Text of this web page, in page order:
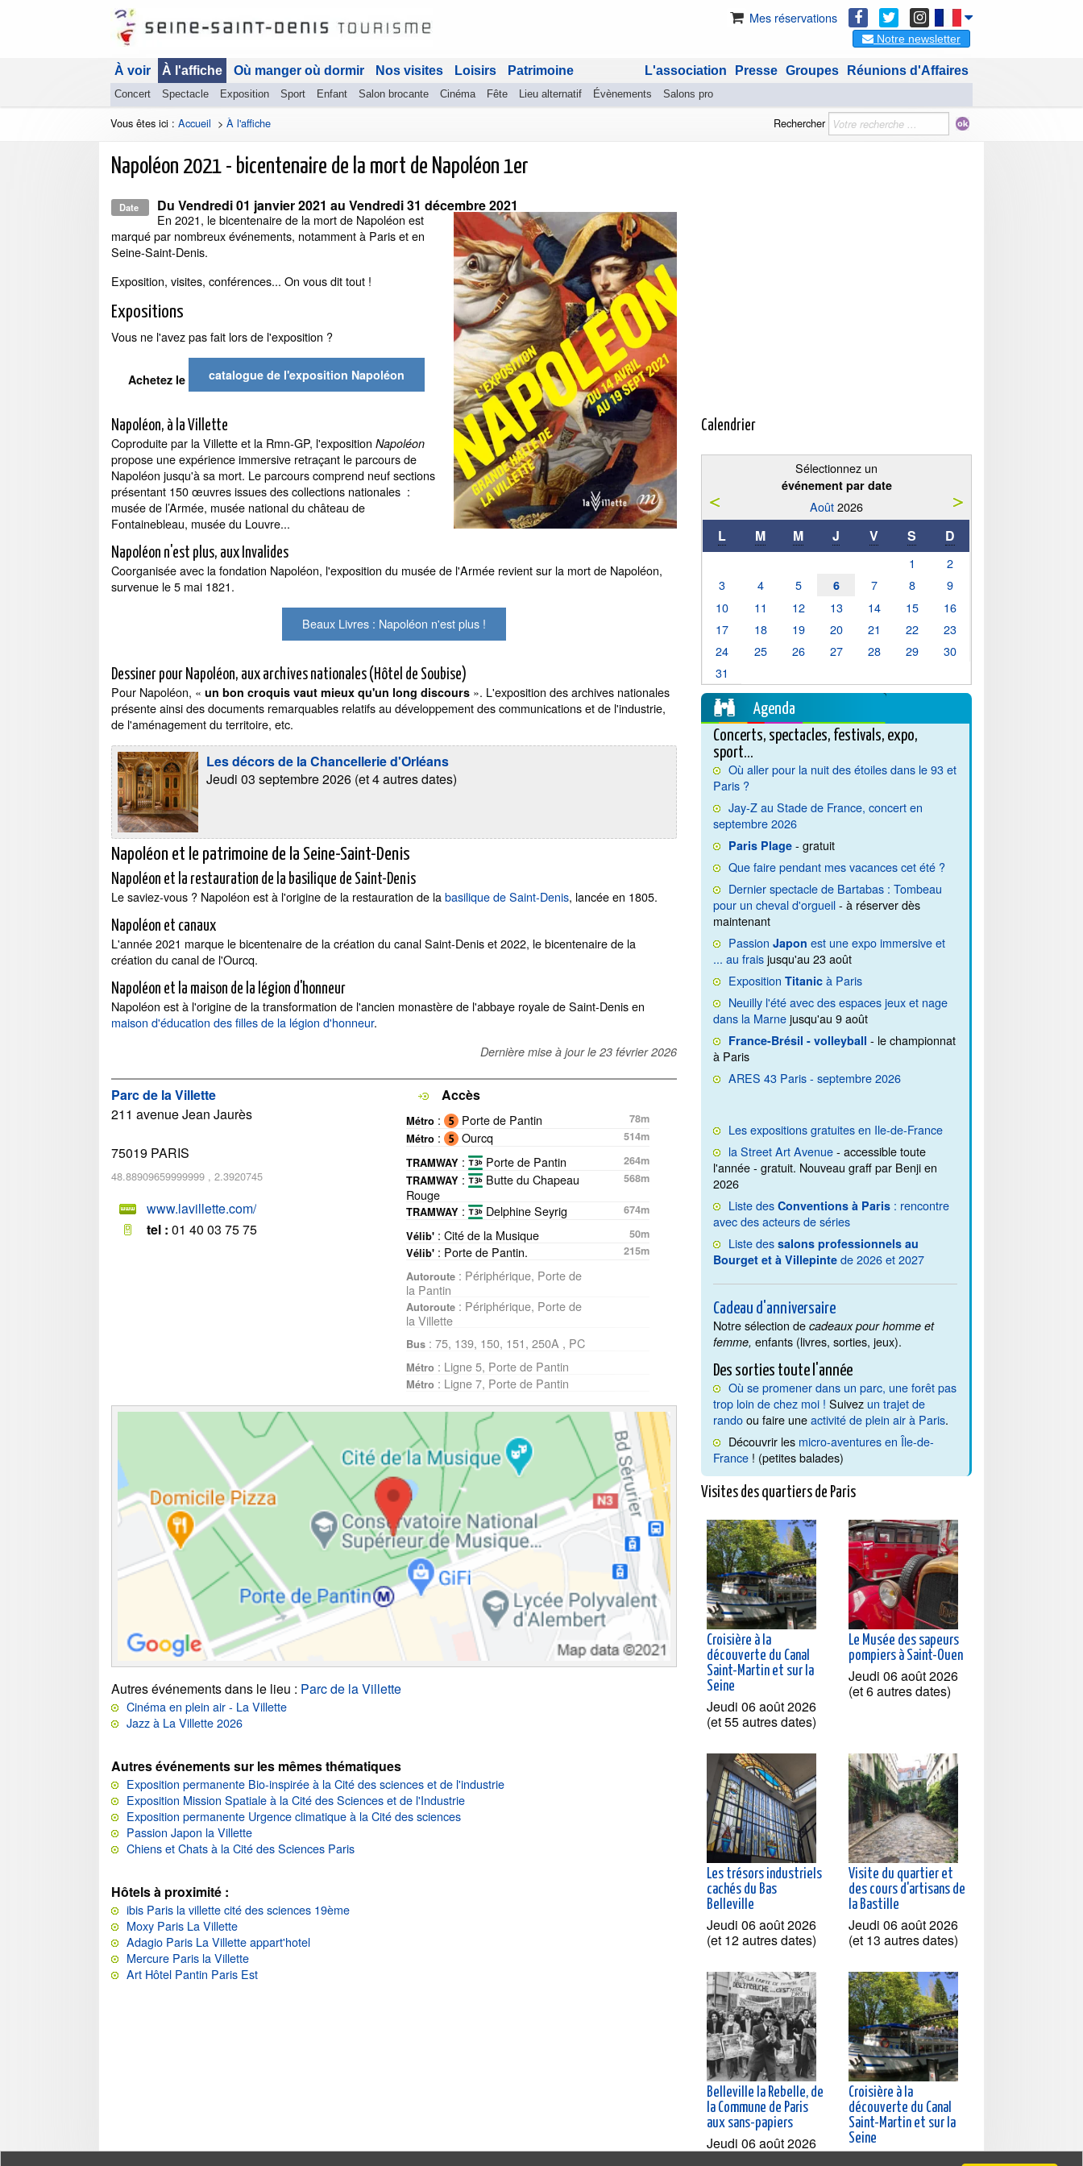
Mes réservations
Notre newsletter
À voir À l'affiche
Concert Spectacle Exposition Sport Enfant Salon brocante Cinéma Fête Lieu alternatif Évènements Salons pro
Où manger où dormir Nos visites Loisirs Patrimoine Réunions d'Affaires
Groupes
Presse
L'association
Vous êtes ici : Accueil > À l'affiche Rechercher
Napoléon 2021 - bicentenaire de la mort de Napoléon 1er
Date Du Vendredi 01 janvier 2021 au Vendredi 31 décembre 2021
En 2021, le bicentenaire de la mort de Napoléon est
marqué par nombreux événements, notamment à Paris et en
Seine-Saint-Denis.
Exposition, visites, conférences... On vous dit tout !
Expositions
Vous ne l'avez pas fait lors de l'exposition ?
Achetez le catalogue de l'exposition Napoléon
Napoléon, à la Villette
Coproduite par la Villette et la Rmn-GP, l'exposition Napoléon
propose une expérience immersive retraçant le parcours de
Napoléon jusqu'à sa mort. Le parcours comprend neuf sections
présentant 150 œuvres issues des collections nationales :
musée de l’Armée, musée national du château de
Fontainebleau, musée du Louvre...
Napoléon n'est plus, aux Invalides
Coorganisée avec la fondation Napoléon, l'exposition du musée de l'Armée revient sur la mort de Napoléon,
survenue le 5 mai 1821.
Beaux Livres : Napoléon n'est plus !
Dessiner pour Napoléon, aux archives nationales (Hôtel de Soubise)
Pour Napoléon, « un bon croquis vaut mieux qu'un long discours ». L'exposition des archives nationales
présente ainsi des documents remarquables relatifs au développement des communications et de l'industrie,
de l'aménagement du territoire, etc.
Les décors de la Chancellerie d'Orléans
Jeudi 03 septembre 2026 (et 4 autres dates)
Napoléon et le patrimoine de la Seine-Saint-Denis
Napoléon et la restauration de la basilique de Saint-Denis
Le saviez-vous ? Napoléon est à l'origine de la restauration de labasilique de Saint-Denis, lancée en 1805.
Napoléon et canaux
L'année 2021 marque le bicentenaire de la création du canal Saint-Denis et 2022, le bicentenaire de la
création du canal de l'Ourcq.
Napoléon et la maison de la légion d'honneur
Napoléon est à l'origine de la transformation de l'ancien monastère de l'abbaye royale de Saint-Denis en
maison d'éducation des filles de la légion d'honneur.
Dernière mise à jour le 23 février 2026
Parc de la Villette
211 avenue Jean Jaurès
75019 PARIS
48.88909659999999 , 2.3920745
www.lavillette.com/
tel : 01 40 03 75 75
Accès
Métro : Porte de Pantin
78m
Métro : Ourcq
514m
TRAMWAY : Porte de Pantin
264m
TRAMWAY :
Butte du Chapeau
Rouge
568m
TRAMWAY : Delphine Seyrig
674m
Vélib' : Cité de la Musique
50m
Vélib' : Porte de Pantin.
215m
Autoroute : Périphérique, Porte de
la Pantin
Autoroute : Périphérique, Porte de
la Villette
Bus : 75, 139, 150, 151, 250A , PC
Métro : Ligne 5, Porte de Pantin
Métro : Ligne 7, Porte de Pantin
Autres événements dans le lieu : Parc de la Villette
Cinéma en plein air - La Villette
Jazz à La Villette 2026
Autres événements sur les mêmes thématiques
Exposition permanente Bio-inspirée à la Cité des sciences et de l'industrie
Exposition Mission Spatiale à la Cité des Sciences et de l'Industrie
Exposition permanente Urgence climatique à la Cité des sciences
Passion Japon la Villette
Chiens et Chats à la Cité des Sciences Paris
Hôtels à proximité :
ibis Paris la villette cité des sciences 19ème
Moxy Paris La Villette
Adagio Paris La Villette appart'hotel
Mercure Paris la Villette
Art Hôtel Pantin Paris Est
Calendrier
Sélectionnez un
événement par date
Août2026
L M M J V S D
1
2
3
4 5 6 7 8
9
10
11 12 13 14 15
16
17
18 19 20 21 22
23
24
25 26 27 28 29
30
31
Agenda
Concerts, spectacles, festivals, expo,
sport...
Où aller pour la nuit des étoiles dans le 93 et
Paris ?
Jay-Z au Stade de France, concert en
septembre 2026
Paris Plage - gratuit
Que faire pendant mes vacances cet été ?
Dernier spectacle de Bartabas : Tombeau
pour un cheval d'orgueil- à réserver dès
maintenant
PassionJapon est une expo immersive et
... au fraisjusqu'au 23 août
ExpositionTitanic à Paris
Neuilly l'été avec des espaces jeux et nage
dans la Marnejusqu'au 9 août
France-Brésil - volleyball - le championnat
à Paris
ARES 43 Paris - septembre 2026
Les expositions gratuites en Ile-de-France
la Street Art Avenue- accessible toute
l'année - gratuit. Nouveau graff par Benji en
2026
Liste desConventions à Paris : rencontre
avec des acteurs de séries
Liste dessalons professionnels au
Bourget et à Villepinte de 2026 et 2027
Cadeau d'anniversaire
Notre sélection decadeaux pour homme et
femme, enfants (livres, sorties, jeux).
Des sorties toute l'année
Où se promener dans un parc, une forêt pas
trop loin de chez moi ! Suivez un trajet de
randoou faire uneactivité de plein air à Paris.
Découvrir les micro-aventures en Île-de-
France ! (petites balades)
Visites des quartiers de Paris
Croisière à la
découverte du Canal
Saint-Martin et sur la
Seine
Jeudi 06 août 2026
(et 55 autres dates)
Le Musée des sapeurs
pompiers à Saint-Ouen
Jeudi 06 août 2026
(et 6 autres dates)
Les trésors industriels
cachés du Bas
Belleville
Jeudi 06 août 2026
(et 12 autres dates)
Visite du quartier et
des cours d'artisans de
la Bastille
Jeudi 06 août 2026
(et 13 autres dates)
Belleville la Rebelle, de
la Commune de Paris
aux sans-papiers
Jeudi 06 août 2026
Croisière à la
découverte du Canal
Saint-Martin et sur la
Seine